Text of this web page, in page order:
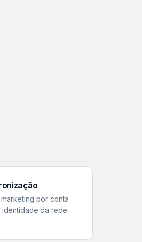
por conta
da rede.